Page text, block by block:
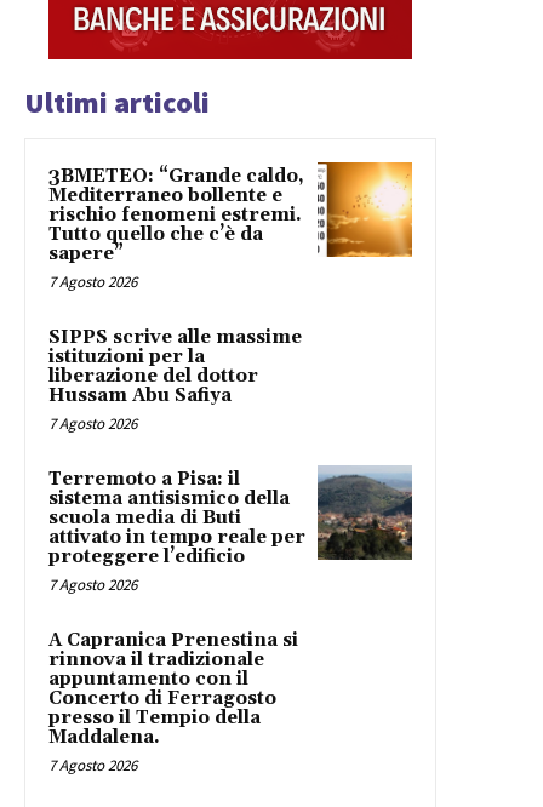
Ultimi articoli
3BMETEO: “Grande caldo,
Mediterraneo bollente e
rischio fenomeni estremi.
Tutto quello che c’è da
sapere”
7 Agosto 2026
SIPPS scrive alle massime
istituzioni per la
liberazione del dottor
Hussam Abu Safiya
7 Agosto 2026
Terremoto a Pisa: il
sistema antisismico della
scuola media di Buti
attivato in tempo reale per
proteggere l’edificio
7 Agosto 2026
A Capranica Prenestina si
rinnova il tradizionale
appuntamento con il
Concerto di Ferragosto
presso il Tempio della
Maddalena.
7 Agosto 2026